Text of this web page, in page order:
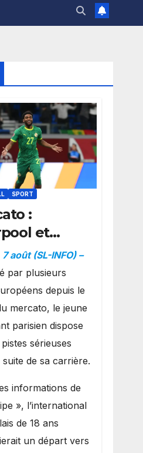
SPORT
:
et
se
en
pour
Ibrahim
août (SL-INFO) –
par plusieurs
depuis le
mercato, le jeune
parisien dispose
sérieuses
de sa carrière.
informations de
», l’international
de 18 ans
un départ vers